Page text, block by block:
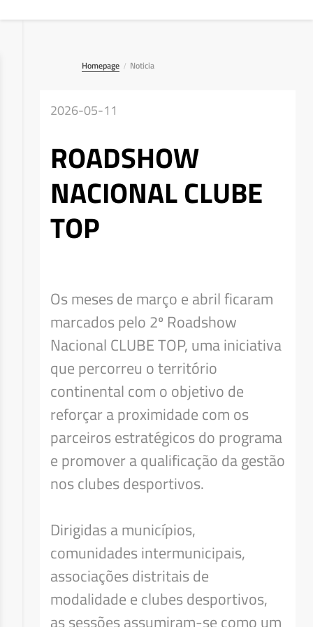
Homepage / Noticia
2026-05-11
ROADSHOW
NACIONAL CLUBE
TOP
Os meses de março e abril ficaram
marcados pelo 2º Roadshow
Nacional CLUBE TOP, uma iniciativa
que percorreu o território
continental com o objetivo de
reforçar a proximidade com os
parceiros estratégicos do programa
e promover a qualificação da gestão
nos clubes desportivos.
Dirigidas a municípios,
comunidades intermunicipais,
associações distritais de
modalidade e clubes desportivos,
as sessões assumiram-se como um